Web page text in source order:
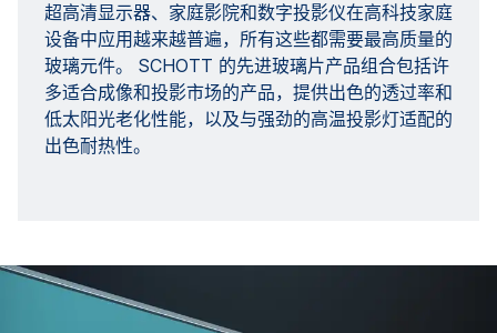
超高清显示器、家庭影院和数字投影仪在高科技家庭
设备中应用越来越普遍，所有这些都需要最高质量的
玻璃元件。 SCHOTT 的先进玻璃片产品组合包括许
多适合成像和投影市场的产品，提供出色的透过率和
低太阳光老化性能，以及与强劲的高温投影灯适配的
出色耐热性。